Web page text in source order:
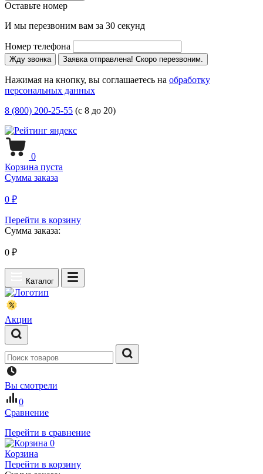
Оставьте номер
И мы перезвоним вам за 30 секунд
Номер телефона
Жду звонка Заявка отправлена! Скоро перезвоним.
Нажимая на кнопку, вы соглашаетесь на обработку
персональных данных
8 (800) 200-25-55 (с 8 до 20)
0
Корзина пуста
Сумма заказа
0 ₽
Перейти в корзину
Сумма заказа:
0 ₽
Каталог
Акции
Вы смотрели
0
Сравнение
Перейти в сравнение
0
Корзина
Перейти в корзину